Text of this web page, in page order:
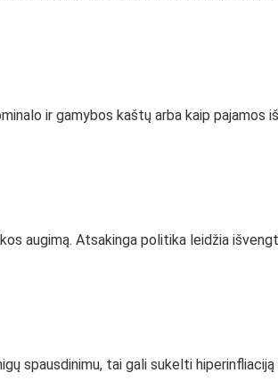
ir gamybos kaštų arba kaip pajamos
augimą. Atsakinga politika leidžia
spausdinimu, tai gali sukelti